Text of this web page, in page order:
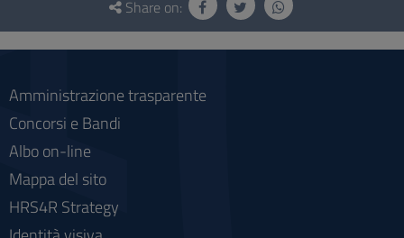
social
Share on:
Amministrazione trasparente
Concorsi e Bandi
Albo on-line
Mappa del sito
HRS4R Strategy